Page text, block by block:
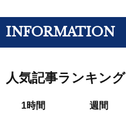
INFORMATION
人気記事ランキング
1時間 週間